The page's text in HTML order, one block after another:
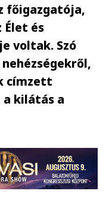
főigazgatója,
Élet és
voltak. Szó
címzett
kilátás a